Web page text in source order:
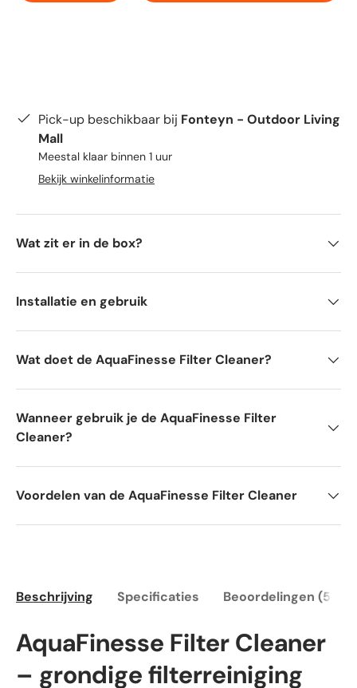
Pick-up beschikbaar bij Fonteyn - Outdoor Living
Mall
Meestal klaar binnen 1 uur
Bekijk winkelinformatie
Wat zit er in de box?
Installatie en gebruik
Wat doet de AquaFinesse Filter Cleaner?
Wanneer gebruik je de AquaFinesse Filter
Cleaner?
Voordelen van de AquaFinesse Filter Cleaner
Beschrijving Specificaties Beoordelingen (5)
AquaFinesse Filter Cleaner
– grondige filterreiniging